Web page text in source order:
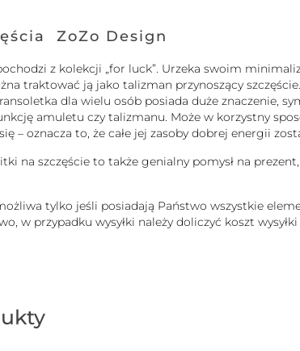
ZoZo Design
z kolekcji „for luck”. Urzeka swoim
traktować ją jako talizman przynoszący
dla wielu osób posiada duże znaczenie,
amuletu czy talizmanu. Może w korzystny
– oznacza to, że całe jej zasoby dobrej energii
na szczęście to także genialny pomysł na
tylko jeśli posiadają Państwo wszystkie
w przypadku wysyłki należy doliczyć koszt